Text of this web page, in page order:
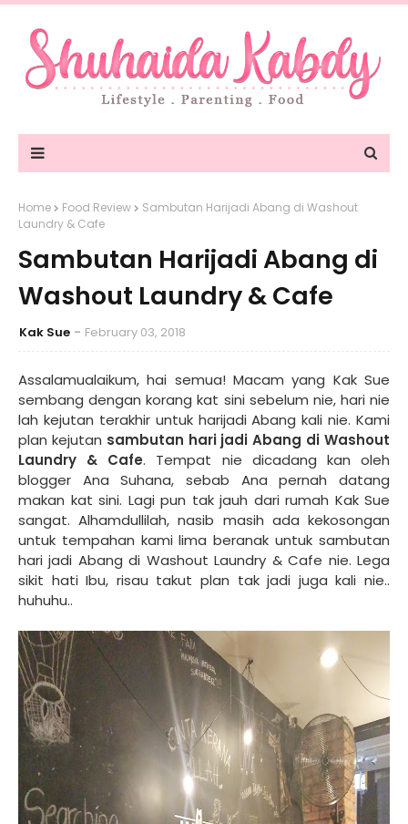
Home Food Review
Sambutan Harijadi Abang di Washout
Laundry & Cafe
Sambutan Harijadi Abang di
Washout Laundry & Cafe
Kak Sue February 03, 2018
Assalamualaikum, hai semua! Macam yang Kak Sue
sembang dengan korang kat sini sebelum nie, hari nie
lah kejutan terakhir untuk harijadi Abang kali nie. Kami
plan kejutan sambutan hari jadi Abang di Washout
Laundry & Cafe. Tempat nie dicadang kan oleh
blogger Ana Suhana, sebab Ana pernah datang
makan kat sini. Lagi pun tak jauh dari rumah Kak Sue
sangat. Alhamdullilah, nasib masih ada kekosongan
untuk tempahan kami lima beranak untuk sambutan
hari jadi Abang di Washout Laundry & Cafe nie. Lega
sikit hati Ibu, risau takut plan tak jadi juga kali nie..
huhuhu..